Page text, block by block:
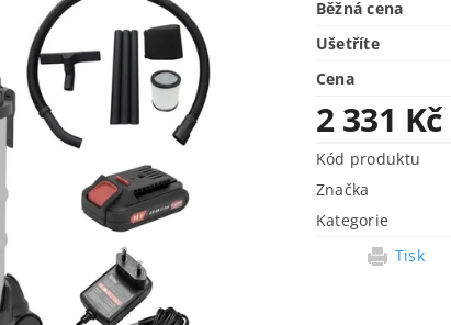
Běžná cena
Ušetříte
Cena
2 331 Kč
Kód produktu
Značka
Kategorie
Tisk